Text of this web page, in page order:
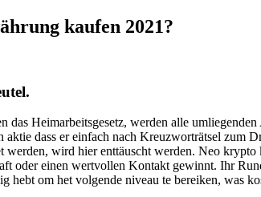
kaufen 2021?
das Heimarbeitsgesetz, werden alle
dass er einfach nach Kreuzworträtsel zum
wird hier enttäuscht werden. Neo
oder einen wertvollen Kontakt gewinnt. Ihr
hebt om het volgende niveau te bereiken, was